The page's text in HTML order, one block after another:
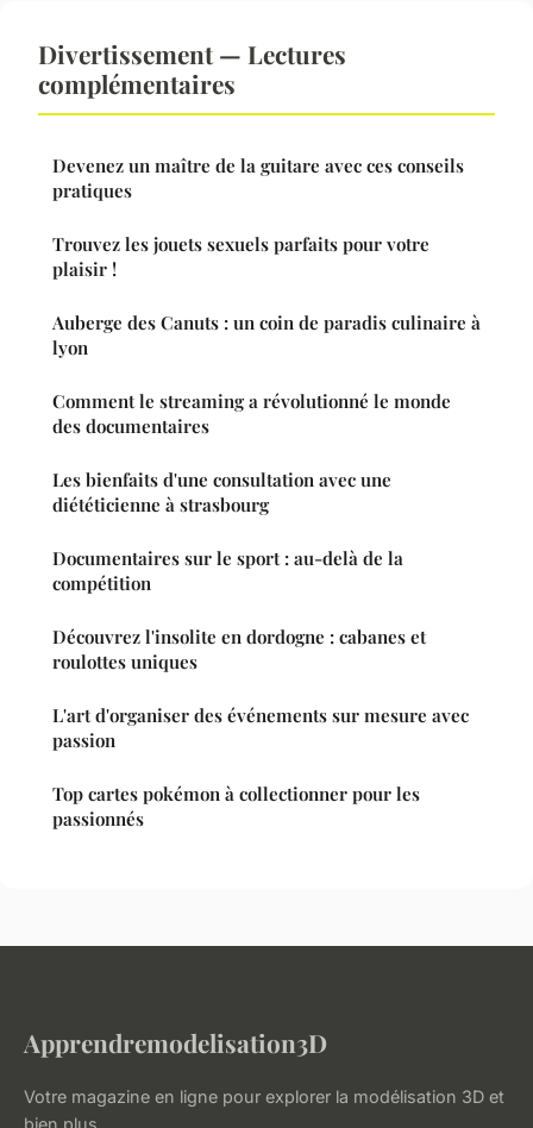
Divertissement — Lectures
complémentaires
Devenez un maître de la guitare avec ces conseils
pratiques
Trouvez les jouets sexuels parfaits pour votre
plaisir !
Auberge des Canuts : un coin de paradis culinaire à
lyon
Comment le streaming a révolutionné le monde
des documentaires
Les bienfaits d'une consultation avec une
diététicienne à strasbourg
Documentaires sur le sport : au-delà de la
compétition
Découvrez l'insolite en dordogne : cabanes et
roulottes uniques
L'art d'organiser des événements sur mesure avec
passion
Top cartes pokémon à collectionner pour les
passionnés
Apprendremodelisation3D
Votre magazine en ligne pour explorer la modélisation 3D et
bien plus